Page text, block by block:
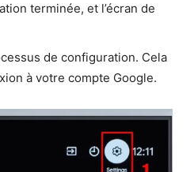
terminée, et l’écran de
de configuration. Cela
à votre compte Google.